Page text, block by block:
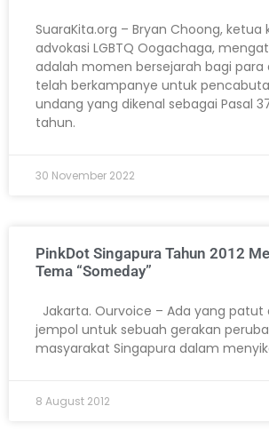
SuaraKita.org – Bryan Choong, ketua
advokasi LGBTQ Oogachaga,
adalah momen bersejarah bagi para
telah berkampanye untuk
undang yang dikenal sebagai Pasal
tahun.
30 November 2022
PinkDot Singapura Tahun 2012
Tema “Someday”
Jakarta. Ourvoice – Ada yang patut
jempol untuk sebuah gerakan
masyarakat Singapura dalam
8 August 2012